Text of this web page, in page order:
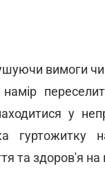
вимоги
у
гуртожитку
та здоров'я